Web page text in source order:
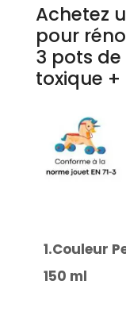
Achetez
pour
3 pots
toxique +
1.Couleur
150 ml